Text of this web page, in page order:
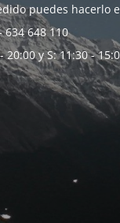
puedes hacerlo
634 648 110
y S: 11:30 -